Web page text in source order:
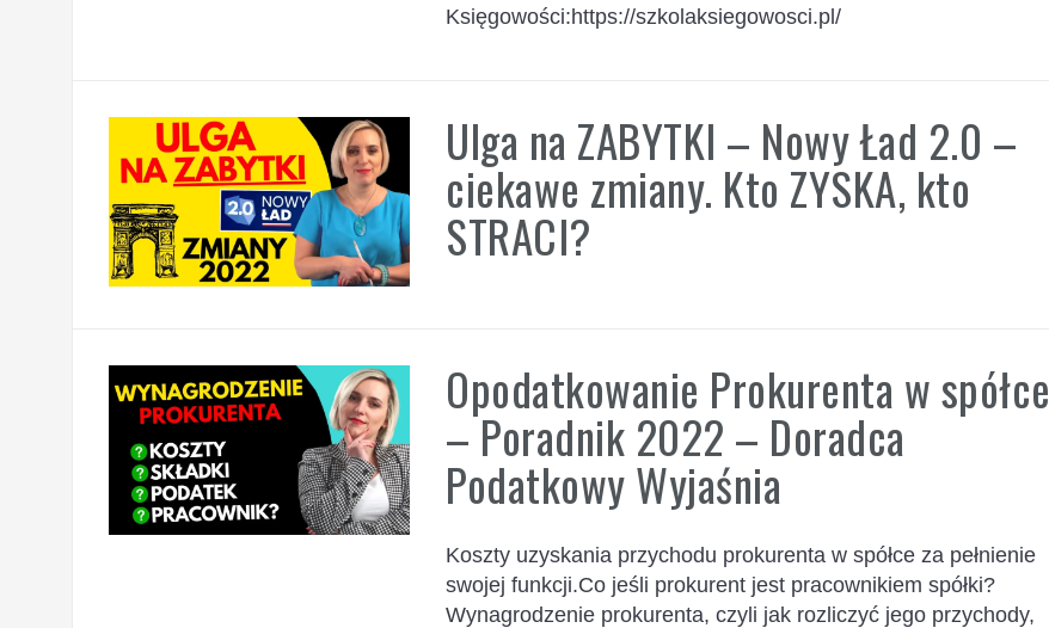
Księgowości:https://szkolaksiegowosci.pl/
Ulga na ZABYTKI – Nowy Ład 2.0 –
ciekawe zmiany. Kto ZYSKA, kto
STRACI?
Opodatkowanie Prokurenta w spółce
– Poradnik 2022 – Doradca
Podatkowy Wyjaśnia
Koszty uzyskania przychodu prokurenta w spółce za pełnienie
swojej funkcji.Co jeśli prokurent jest pracownikiem spółki?
Wynagrodzenie prokurenta, czyli jak rozliczyć jego przychody,